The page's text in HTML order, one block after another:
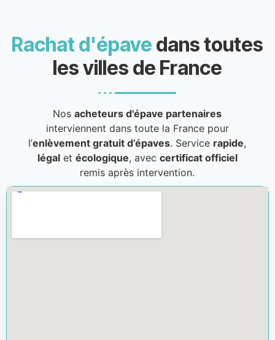
Rachat d'épave dans toutes
les villes de France
Nosacheteurs d'épave partenaires
interviennent dans toute la France pour
l’enlèvement gratuit d’épaves. Service rapide,
légalet écologique, avec certificat officiel
remis après intervention.